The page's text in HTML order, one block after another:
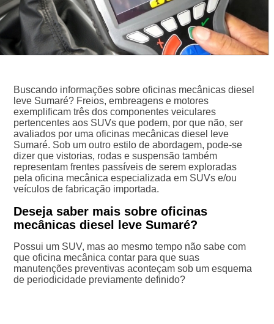
Buscando informações sobre oficinas mecânicas diesel
leve Sumaré? Freios, embreagens e motores
exemplificam três dos componentes veiculares
pertencentes aos SUVs que podem, por que não, ser
avaliados por uma oficinas mecânicas diesel leve
Sumaré. Sob um outro estilo de abordagem, pode-se
dizer que vistorias, rodas e suspensão também
representam frentes passíveis de serem exploradas
pela oficina mecânica especializada em SUVs e/ou
veículos de fabricação importada.
Deseja saber mais sobre oficinas
mecânicas diesel leve Sumaré?
Possui um SUV, mas ao mesmo tempo não sabe com
que oficina mecânica contar para que suas
manutenções preventivas aconteçam sob um esquema
de periodicidade previamente definido?